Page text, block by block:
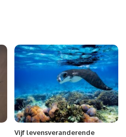
Vijf levensveranderende